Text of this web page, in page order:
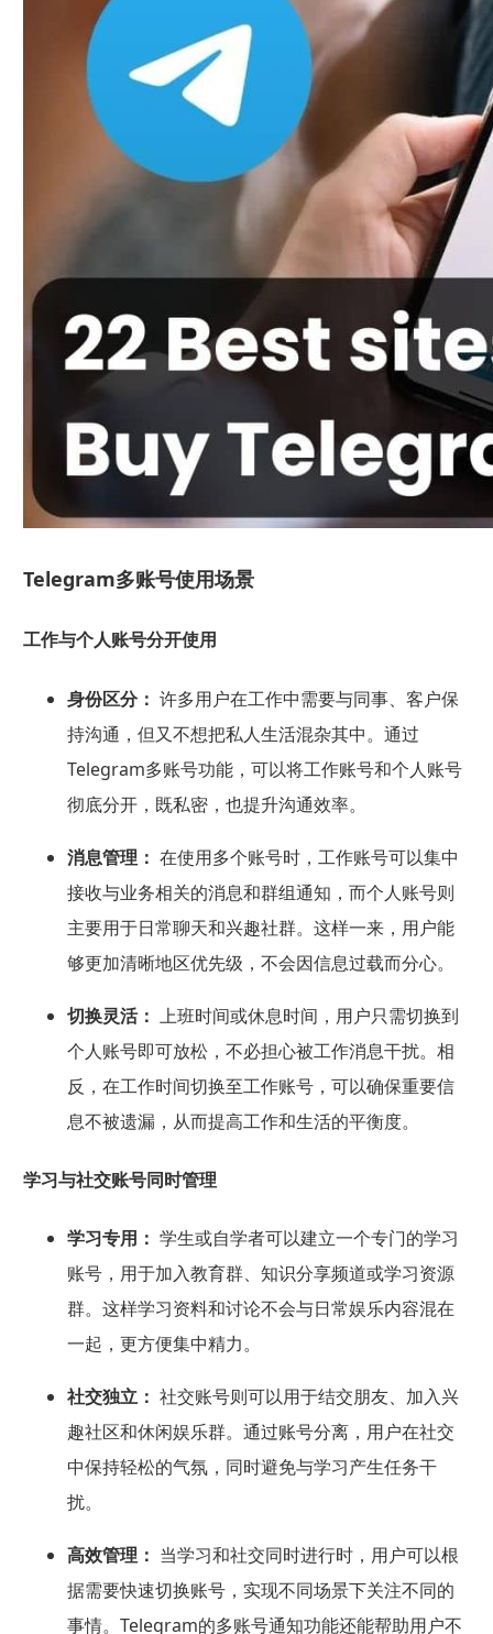
Telegram多账号使用场景
工作与个人账号分开使用
身份区分： 许多用户在工作中需要与同事、客户保
持沟通，但又不想把私人生活混杂其中。通过
Telegram多账号功能，可以将工作账号和个人账号
彻底分开，既私密，也提升沟通效率。
消息管理： 在使用多个账号时，工作账号可以集中
接收与业务相关的消息和群组通知，而个人账号则
主要用于日常聊天和兴趣社群。这样一来，用户能
够更加清晰地区优先级，不会因信息过载而分心。
切换灵活： 上班时间或休息时间，用户只需切换到
个人账号即可放松，不必担心被工作消息干扰。相
反，在工作时间切换至工作账号，可以确保重要信
息不被遗漏，从而提高工作和生活的平衡度。
学习与社交账号同时管理
学习专用： 学生或自学者可以建立一个专门的学习
账号，用于加入教育群、知识分享频道或学习资源
群。这样学习资料和讨论不会与日常娱乐内容混在
一起，更方便集中精力。
社交独立： 社交账号则可以用于结交朋友、加入兴
趣社区和休闲娱乐群。通过账号分离，用户在社交
中保持轻松的气氛，同时避免与学习产生任务干
扰。
高效管理： 当学习和社交同时进行时，用户可以根
据需要快速切换账号，实现不同场景下关注不同的
事情。Telegram的多账号通知功能还能帮助用户不